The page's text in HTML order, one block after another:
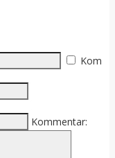
Kom
Kommentar: